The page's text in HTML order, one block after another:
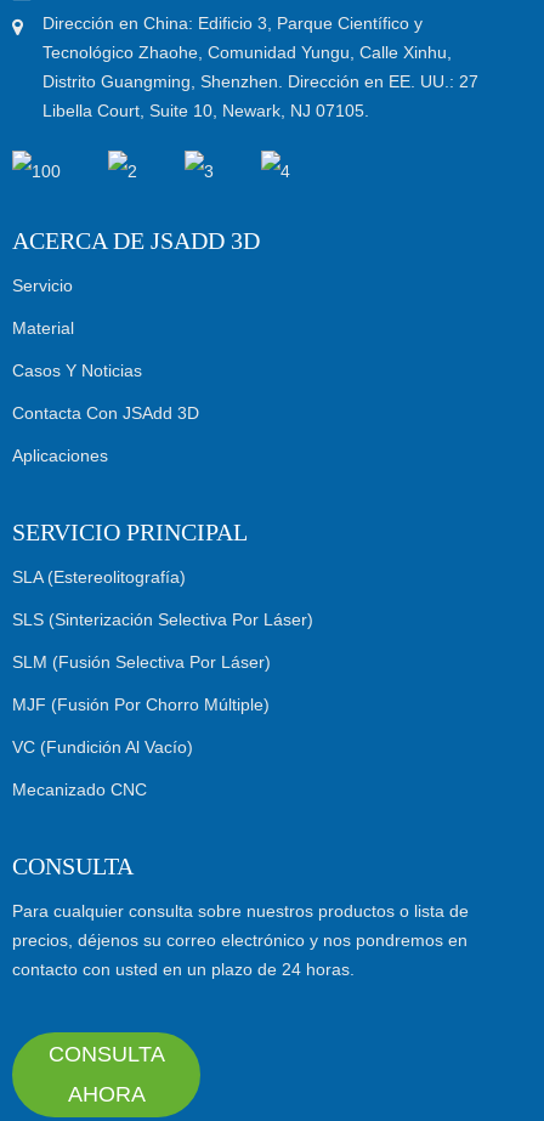
Dirección en China: Edificio 3, Parque Científico y
Tecnológico Zhaohe, Comunidad Yungu, Calle Xinhu,
Distrito Guangming, Shenzhen. Dirección en EE. UU.: 27
Libella Court, Suite 10, Newark, NJ 07105.
ACERCA DE JSADD 3D
Servicio
Material
Casos Y Noticias
Contacta Con JSAdd 3D
Aplicaciones
SERVICIO PRINCIPAL
SLA (Estereolitografía)
SLS (Sinterización Selectiva Por Láser)
SLM (Fusión Selectiva Por Láser)
MJF (Fusión Por Chorro Múltiple)
VC (Fundición Al Vacío)
Mecanizado CNC
CONSULTA
Para cualquier consulta sobre nuestros productos o lista de
precios, déjenos su correo electrónico y nos pondremos en
contacto con usted en un plazo de 24 horas.
CONSULTA
AHORA